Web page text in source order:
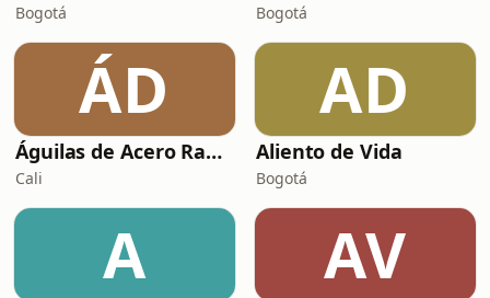
Bogotá Bogotá
ÁD
Águilas de Acero Radio - Metal
Cali
AD
Aliento de Vida
Bogotá
A AV